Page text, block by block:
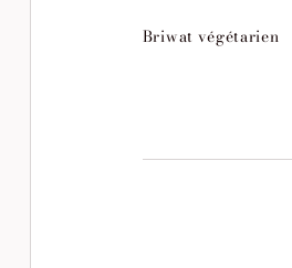
Briwat végétarien